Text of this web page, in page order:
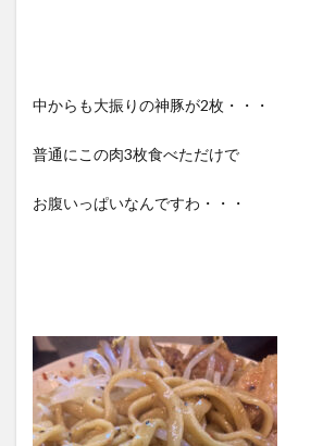
中からも大振りの神豚が2枚・・・
普通にこの肉3枚食べただけで
お腹いっぱいなんですわ・・・